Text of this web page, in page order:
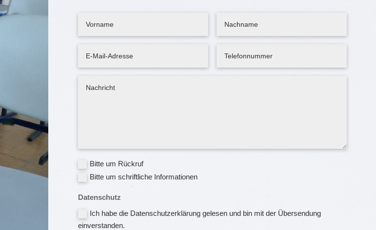
Bitte um Rückruf
Bitte um schriftliche Informationen
Datenschutz
Ich habe die Datenschutzerklärung gelesen und bin mit der Übersendung
einverstanden.